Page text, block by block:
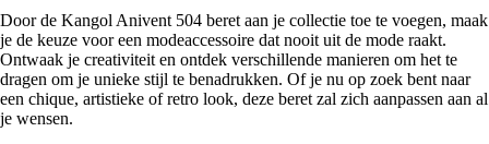
Door de Kangol Anivent 504 beret aan je collectie toe te voegen, maak
je de keuze voor een modeaccessoire dat nooit uit de mode raakt.
Ontwaak je creativiteit en ontdek verschillende manieren om het te
dragen om je unieke stijl te benadrukken. Of je nu op zoek bent naar
een chique, artistieke of retro look, deze beret zal zich aanpassen aan al
je wensen.